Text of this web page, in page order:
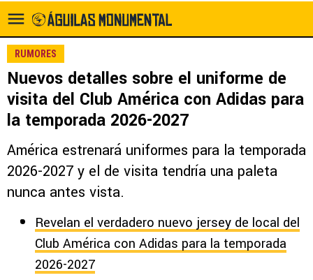
RUMORES
Nuevos detalles sobre el uniforme de
visita del Club América con Adidas para
la temporada 2026-2027
América estrenará uniformes para la temporada
2026-2027 y el de visita tendría una paleta
nunca antes vista.
Revelan el verdadero nuevo jersey de local del
Club América con Adidas para la temporada
2026-2027